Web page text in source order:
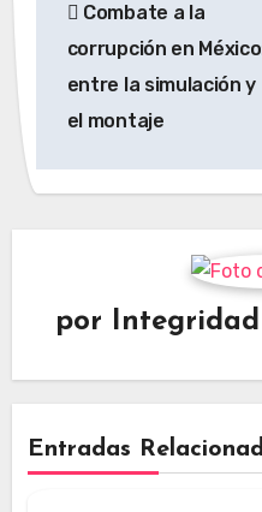
de
entradas
Combate a la
corrupción en
entre la simulación y
el montaje
por
Entradas